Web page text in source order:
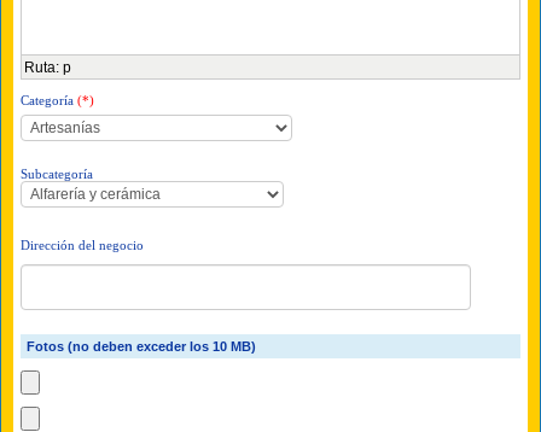
Ruta: p
Categoría (*)
Subcategoría
Dirección del negocio
Fotos (no deben exceder los 10 MB)